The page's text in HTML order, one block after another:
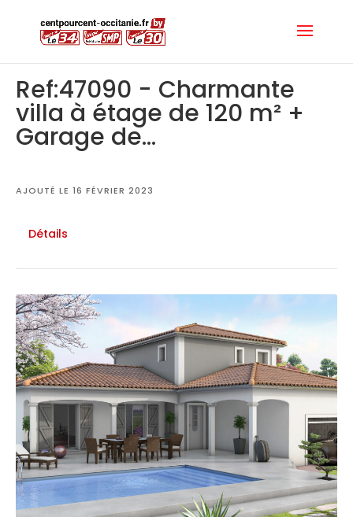
Ref:47090 - Charmante
villa à étage de 120 m² +
Garage de...
AJOUTÉ LE 16 FÉVRIER 2023
Détails